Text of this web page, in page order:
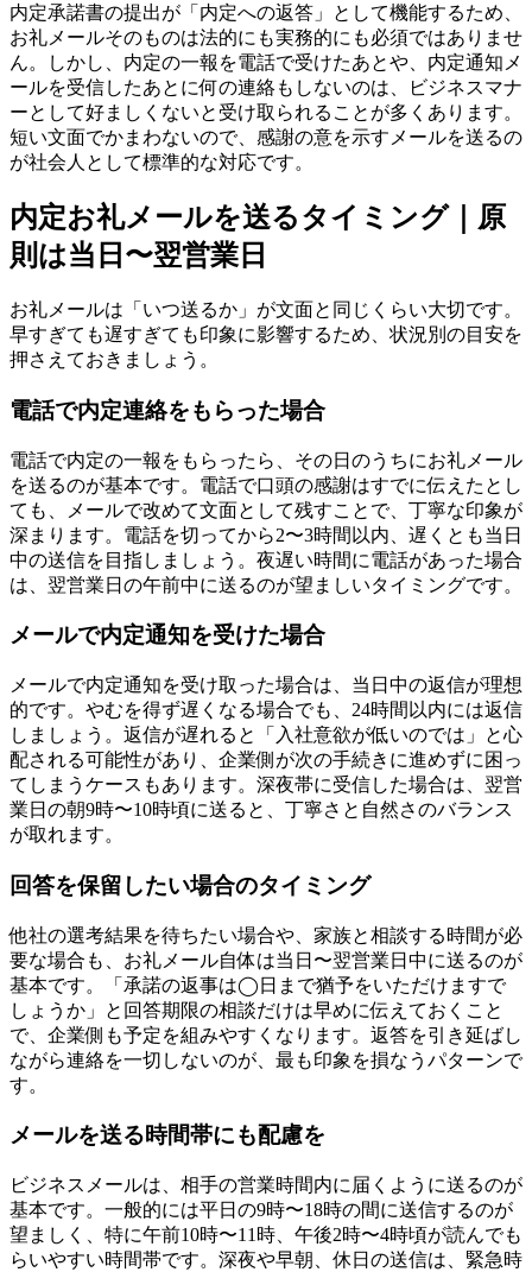
内定承諾書の提出が「内定への返答」として機能するため、
お礼メールそのものは法的にも実務的にも必須ではありませ
ん。しかし、内定の一報を電話で受けたあとや、内定通知メ
ールを受信したあとに何の連絡もしないのは、ビジネスマナ
ーとして好ましくないと受け取られることが多くあります。
短い文面でかまわないので、感謝の意を示すメールを送るの
が社会人として標準的な対応です。
内定お礼メールを送るタイミング｜原
則は当日〜翌営業日
お礼メールは「いつ送るか」が文面と同じくらい大切です。
早すぎても遅すぎても印象に影響するため、状況別の目安を
押さえておきましょう。
電話で内定連絡をもらった場合
電話で内定の一報をもらったら、その日のうちにお礼メール
を送るのが基本です。電話で口頭の感謝はすでに伝えたとし
ても、メールで改めて文面として残すことで、丁寧な印象が
深まります。電話を切ってから2〜3時間以内、遅くとも当日
中の送信を目指しましょう。夜遅い時間に電話があった場合
は、翌営業日の午前中に送るのが望ましいタイミングです。
メールで内定通知を受けた場合
メールで内定通知を受け取った場合は、当日中の返信が理想
的です。やむを得ず遅くなる場合でも、24時間以内には返信
しましょう。返信が遅れると「入社意欲が低いのでは」と心
配される可能性があり、企業側が次の手続きに進めずに困っ
てしまうケースもあります。深夜帯に受信した場合は、翌営
業日の朝9時〜10時頃に送ると、丁寧さと自然さのバランス
が取れます。
回答を保留したい場合のタイミング
他社の選考結果を待ちたい場合や、家族と相談する時間が必
要な場合も、お礼メール自体は当日〜翌営業日中に送るのが
基本です。「承諾の返事は◯日まで猶予をいただけますで
しょうか」と回答期限の相談だけは早めに伝えておくこと
で、企業側も予定を組みやすくなります。返答を引き延ばし
ながら連絡を一切しないのが、最も印象を損なうパターンで
す。
メールを送る時間帯にも配慮を
ビジネスメールは、相手の営業時間内に届くように送るのが
基本です。一般的には平日の9時〜18時の間に送信するのが
望ましく、特に午前10時〜11時、午後2時〜4時頃が読んでも
らいやすい時間帯です。深夜や早朝、休日の送信は、緊急時